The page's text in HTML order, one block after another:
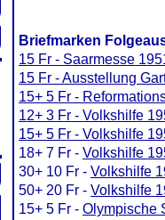
Briefmarken
15 Fr - Saarmesse
15 Fr - Ausstellung
15+ 5 Fr -
12+ 3 Fr - Volkshilfe
15+ 5 Fr - Volkshilfe
18+ 7 Fr - Volkshilfe
30+ 10 Fr - Volkshilfe
50+ 20 Fr - Volkshilfe
15+ 5 Fr - Olympische